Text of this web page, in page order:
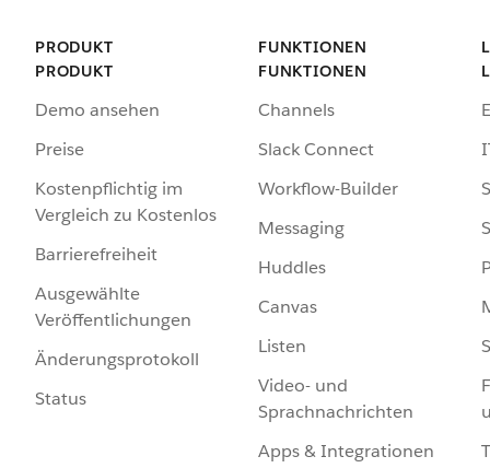
PRODUKT
PRODUKT
Demo ansehen
Preise
Kostenpflichtig im
Vergleich zu Kostenlos
Barrierefreiheit
Ausgewählte
Veröffentlichungen
Änderungsprotokoll
Status
FUNKTIONEN
FUNKTIONEN
Channels
Slack Connect
Workflow-Builder
Messaging
Huddles
Canvas
Listen
Video- und
Sprachnachrichten
Apps & Integrationen